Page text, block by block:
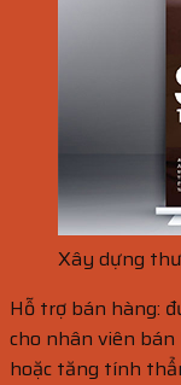
Xây dựng
Hỗ trợ bán hàng:
cho nhân viên
hoặc tăng tính